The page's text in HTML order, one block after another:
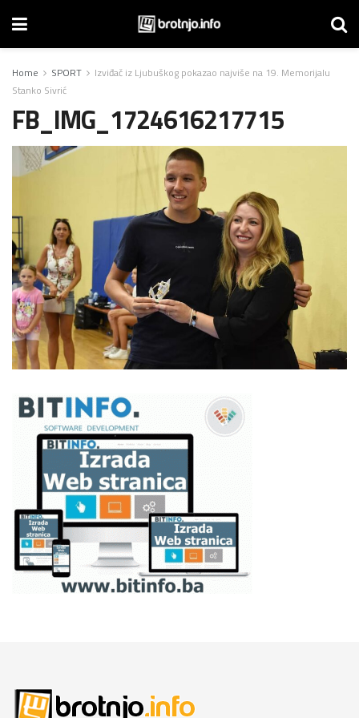
Home SPORT
Izviđač iz Ljubuškog pokazao najviše na 19. Memorijalu
Stanko Sivrić
FB_IMG_1724616217715